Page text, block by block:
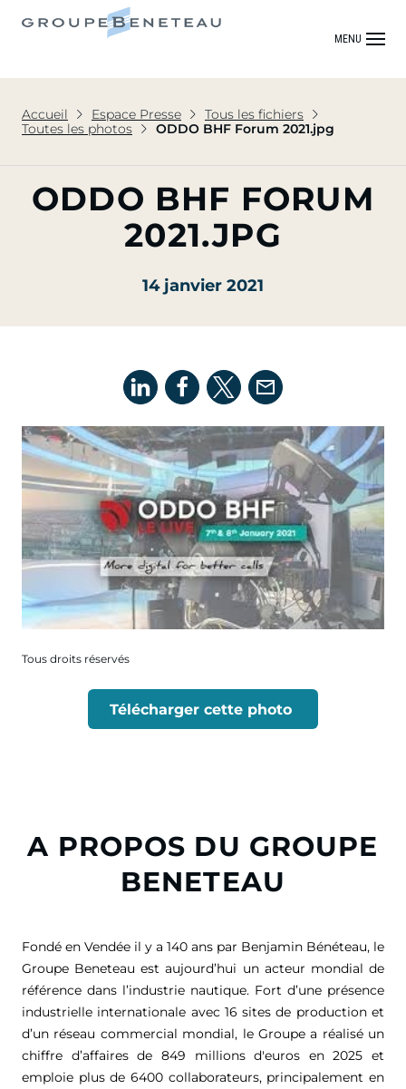
MENU
Accueil Espace Presse
Tous les fichiers
Toutes les photos
ODDO BHF Forum 2021.jpg
ODDO BHF FORUM
2021.JPG
14 janvier 2021
Tous droits réservés
Télécharger cette photo
A PROPOS DU GROUPE
BENETEAU
Fondé en Vendée il y a 140 ans par Benjamin Bénéteau, le
Groupe Beneteau est aujourd’hui un acteur mondial de
référence dans l’industrie nautique. Fort d’une présence
industrielle internationale avec 16 sites de production et
d’un réseau commercial mondial, le Groupe a réalisé un
chiffre d’affaires de 849 millions d'euros en 2025 et
emploie plus de 6400 collaborateurs, principalement en